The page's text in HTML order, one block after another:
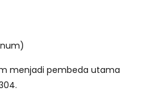
menjadi pembeda utama